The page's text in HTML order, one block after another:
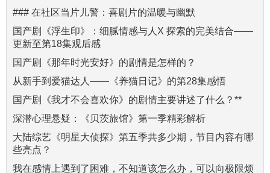
### 在社区当片儿警：喜剧片的温暖与幽默
国产剧《浮生印》：细腻情感与人X 探索的完美结合——
更新至第18集观后感
国产剧《那年时光安好》的剧情是怎样的？
从新手到爱猫达人——《养猫日记》的第28集感悟
国产剧《我才不会喜欢你》的剧情主要讲述了什么？**
深潜心理悬疑：《贝茨旅馆》第一季精彩解析
大陆综艺《明星大侦探》第五季共多少期，节目内容有哪
些亮点？
我在感情上遇到了困难，不知道该怎么办，可以向极限烦